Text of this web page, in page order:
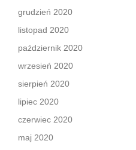
grudzień 2020
listopad 2020
październik 2020
wrzesień 2020
sierpień 2020
lipiec 2020
czerwiec 2020
maj 2020